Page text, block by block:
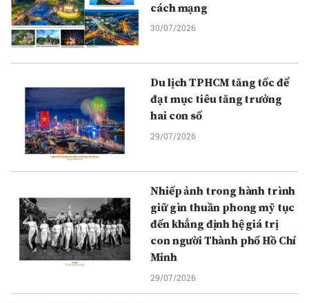
cách mạng
30/07/2026
Du lịch TPHCM tăng tốc để
đạt mục tiêu tăng trưởng
hai con số
29/07/2026
Nhiếp ảnh trong hành trình
giữ gìn thuần phong mỹ tục
đến khẳng định hệ giá trị
con người Thành phố Hồ Chí
Minh
29/07/2026